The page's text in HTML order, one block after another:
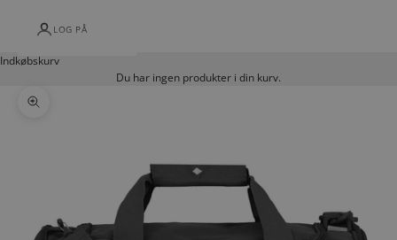
LOG PÅ
Indkøbskurv
Du har ingen produkter i din kurv.
Zoom